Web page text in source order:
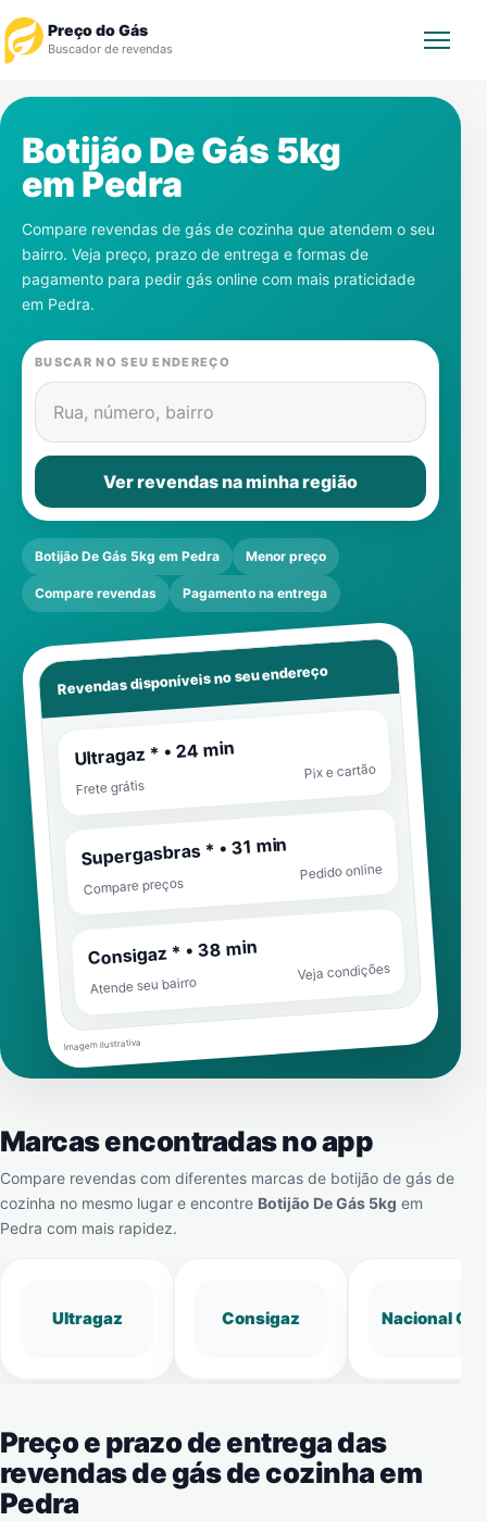
Preço do Gás
Buscador de revendas
Revendedor
Notícias
Cadastre-se
Gás
Contatos
Botijão De Gás 5kg
em Pedra
Compare revendas de gás de cozinha que atendem o seu
bairro. Veja preço, prazo de entrega e formas de
pagamento para pedir gás online com mais praticidade
em Pedra.
BUSCAR NO SEU ENDEREÇO
Rua, número, bairro
Ver revendas na minha região
Botijão De Gás 5kg em Pedra Menor preço
Compare revendas Pagamento na entrega
Revendas disponíveis no seu endereço
Ultragaz * • 24 min
Frete grátis
Pix e cartão
Supergasbras * • 31 min
Compare preços
Pedido online
Consigaz * • 38 min
Atende seu bairro
Veja condições
Imagem ilustrativa
Marcas encontradas no app
Compare revendas com diferentes marcas de botijão de gás de
cozinha no mesmo lugar e encontre Botijão De Gás 5kg em
Pedra com mais rapidez.
Ultragaz Consigaz Nacional Gás
Preço e prazo de entrega das
revendas de gás de cozinha em
Pedra